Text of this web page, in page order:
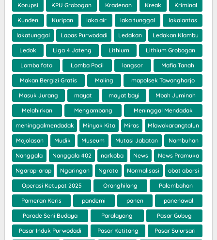
Korupsi KPU Grobogan Kradenan Kreak Kriminal
Kunden Kuripan laka air laka tunggal lakalantas
lakatunggal Lapas Purwodadi Ledakan Ledakan Klambu
Ledok Liga 4 Jateng Lithium Lithium Grobogan
Lomba foto Lomba Pocil longsor Mafia Tanah
Makan Bergizi Gratis Maling mapolsek Tawangharjo
Masuk Jurang mayat mayat bayi Mbah Juminah
Melahirkan Mengambang Meninggal Mendadak
meninggalmendadak Minyak Kita Miras Mlowokarangtalun
Mojolasan Mudik Museum Mutasi Jabatan Nambuhan
Nanggala Nanggala 402 narkoba News News Pramuka
Ngarap-arap Ngaringan Ngroto Normalisasi obat aborsi
Operasi Ketupat 2025 Oranghilang Palembahan
Pameran Keris pandemi panen panenawal
Parade Seni Budaya Paralayang Pasar Gubug
Pasar Induk Purwodadi Pasar Ketitang Pasar Sulursari